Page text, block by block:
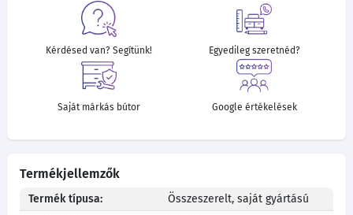
Kérdésed van? Segítünk! Egyedileg szeretnéd?
Saját márkás bútor Google értékelések
Termékjellemzők
Termék típusa:
Összeszerelt, saját gyártású